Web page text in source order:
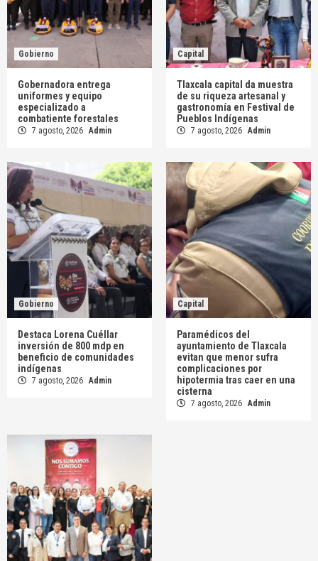
Gobierno
Gobernadora entrega
uniformes y equipo
especializado a
combatiente forestales
7 agosto, 2026 Admin
Capital
Tlaxcala capital da muestra
de su riqueza artesanal y
gastronomía en Festival de
Pueblos Indígenas
7 agosto, 2026 Admin
Gobierno
Destaca Lorena Cuéllar
inversión de 800 mdp en
beneficio de comunidades
indígenas
7 agosto, 2026 Admin
Capital
Paramédicos del
ayuntamiento de Tlaxcala
evitan que menor sufra
complicaciones por
hipotermia tras caer en una
cisterna
7 agosto, 2026 Admin